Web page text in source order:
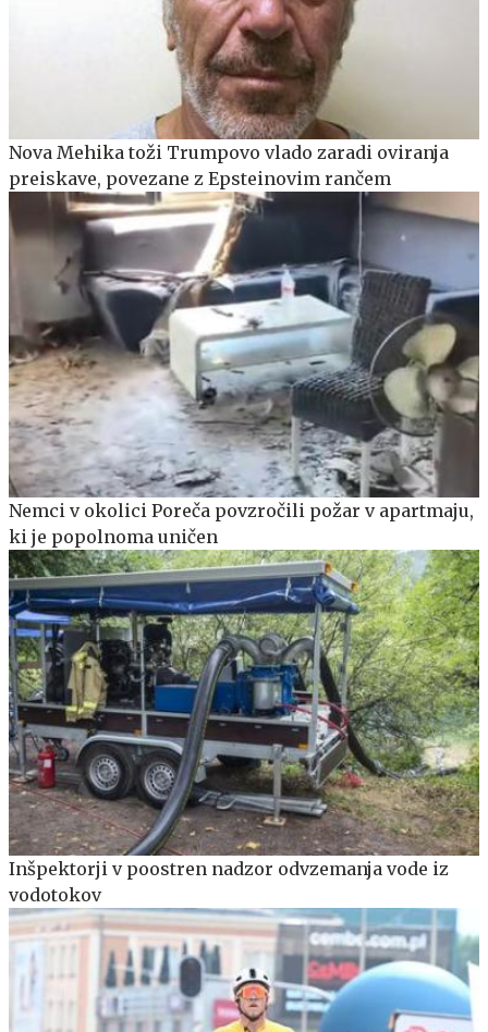
Nova Mehika toži Trumpovo vlado zaradi oviranja
preiskave, povezane z Epsteinovim rančem
Nemci v okolici Poreča povzročili požar v apartmaju,
ki je popolnoma uničen
Inšpektorji v poostren nadzor odvzemanja vode iz
vodotokov